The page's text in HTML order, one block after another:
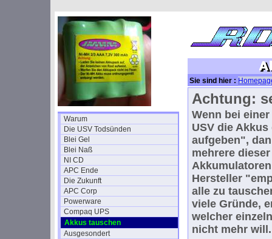
Warum
Die USV Todsünden
Blei Gel
Blei Naß
NI CD
APC Ende
Die Zukunft
APC Corp
Powerware
Compaq UPS
Akkus tauschen
Ausgesondert
Sie sind hier :
Achtung:
Wenn bei
USV die
aufgeben",
mehrere
Hersteller
alle zu
viele Gründe,
welcher
nicht mehr will.